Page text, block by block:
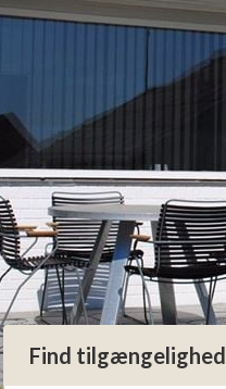
Find tilgængelighed